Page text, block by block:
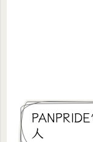
人